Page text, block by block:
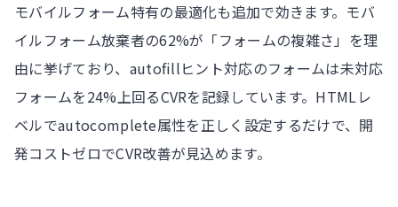
モバイルフォーム特有の最適化も追加で効きます。モバ
イルフォーム放棄者の62%が「フォームの複雑さ」を理
由に挙げており、autofillヒント対応のフォームは未対応
フォームを24%上回るCVRを記録しています。HTMLレ
ベルでautocomplete属性を正しく設定するだけで、開
発コストゼロでCVR改善が見込めます。